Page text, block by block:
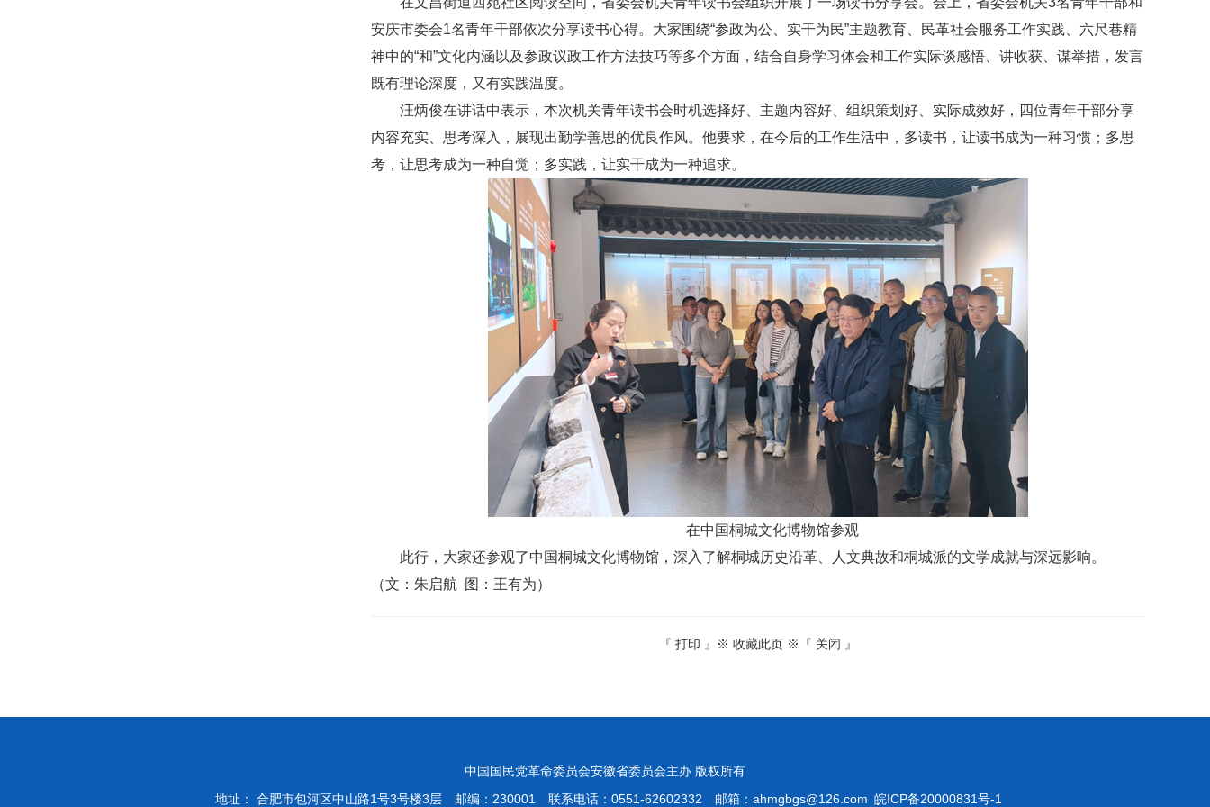
安庆市委会1名青年干部依次分享读书心得。大家围绕“参政为公、实干为民”主题教育、民革社会服务工作实践、六尺巷精
神中的“和”文化内涵以及参政议政工作方法技巧等多个方面，结合自身学习体会和工作实际谈感悟、讲收获、谋举措，发言
既有理论深度，又有实践温度。
汪炳俊在讲话中表示，本次机关青年读书会时机选择好、主题内容好、组织策划好、实际成效好，四位青年干部分享
内容充实、思考深入，展现出勤学善思的优良作风。他要求，在今后的工作生活中，多读书，让读书成为一种习惯；多思
考，让思考成为一种自觉；多实践，让实干成为一种追求。
在中国桐城文化博物馆参观
此行，大家还参观了中国桐城文化博物馆，深入了解桐城历史沿革、人文典故和桐城派的文学成就与深远影响。
（文：朱启航 图：王有为）
『 打印 』※ 收藏此页 ※『 关闭 』
中国国民党革命委员会安徽省委员会主办 版权所有
地址： 合肥市包河区中山路1号3号楼3层
邮编：230001 联系电话：0551-62602332 邮箱： ahmgbgs@126.com 皖ICP备20000831号-1